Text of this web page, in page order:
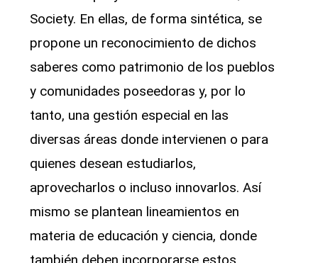
Society. En ellas, de forma sintética, se
propone un reconocimiento de dichos
saberes como patrimonio de los pueblos
y comunidades poseedoras y, por lo
tanto, una gestión especial en las
diversas áreas donde intervienen o para
quienes desean estudiarlos,
aprovecharlos o incluso innovarlos. Así
mismo se plantean lineamientos en
materia de educación y ciencia, donde